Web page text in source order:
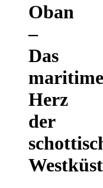
Oban
–
Das
maritime
Herz
der